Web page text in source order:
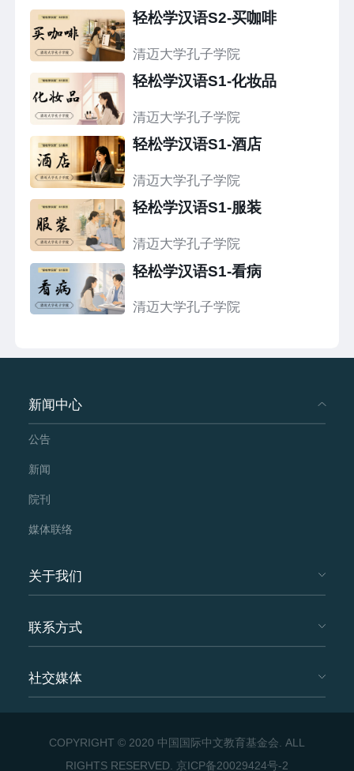
轻松学汉语S2-买咖啡
清迈大学孔子学院
轻松学汉语S1-化妆品
清迈大学孔子学院
轻松学汉语S1-酒店
清迈大学孔子学院
轻松学汉语S1-服装
清迈大学孔子学院
轻松学汉语S1-看病
清迈大学孔子学院
新闻中心
公告
新闻
院刊
媒体联络
关于我们
联系方式
社交媒体
COPYRIGHT © 2020 中国国际中文教育基金会. ALL
RIGHTS RESERVED. 京ICP备20029424号-2